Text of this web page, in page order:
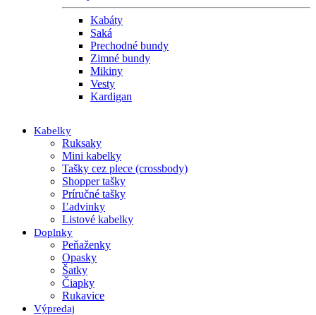
Kabáty
Saká
Prechodné bundy
Zimné bundy
Mikiny
Vesty
Kardigan
Kabelky
Ruksaky
Mini kabelky
Tašky cez plece (crossbody)
Shopper tašky
Príručné tašky
Ľadvinky
Listové kabelky
Doplnky
Peňaženky
Opasky
Šatky
Čiapky
Rukavice
Výpredaj